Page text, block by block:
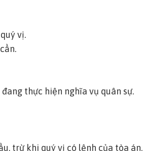
vị.
thực hiện nghĩa vụ quân sự.
trừ khi quý vị có lệnh của tòa án.